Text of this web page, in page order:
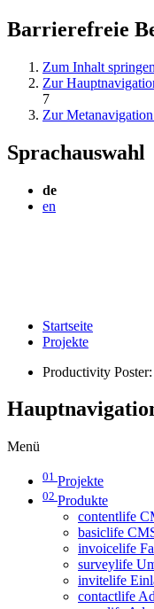
Barrierefreie
Zum Inhalt springen
Zur
7
Zur
Sprachauswahl
de
en
Startseite
Projekte
Productivity
Menü
01 Projekte
02 Produkte
contentlife
basiclife
invoicelife
surveylife
invitelife
contactlife